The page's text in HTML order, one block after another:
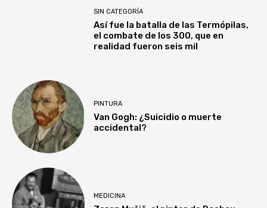
SIN CATEGORÍA
Así fue la batalla de las Termópilas,
el combate de los 300, que en
realidad fueron seis mil
PINTURA
Van Gogh: ¿Suicidio o muerte
accidental?
MEDICINA